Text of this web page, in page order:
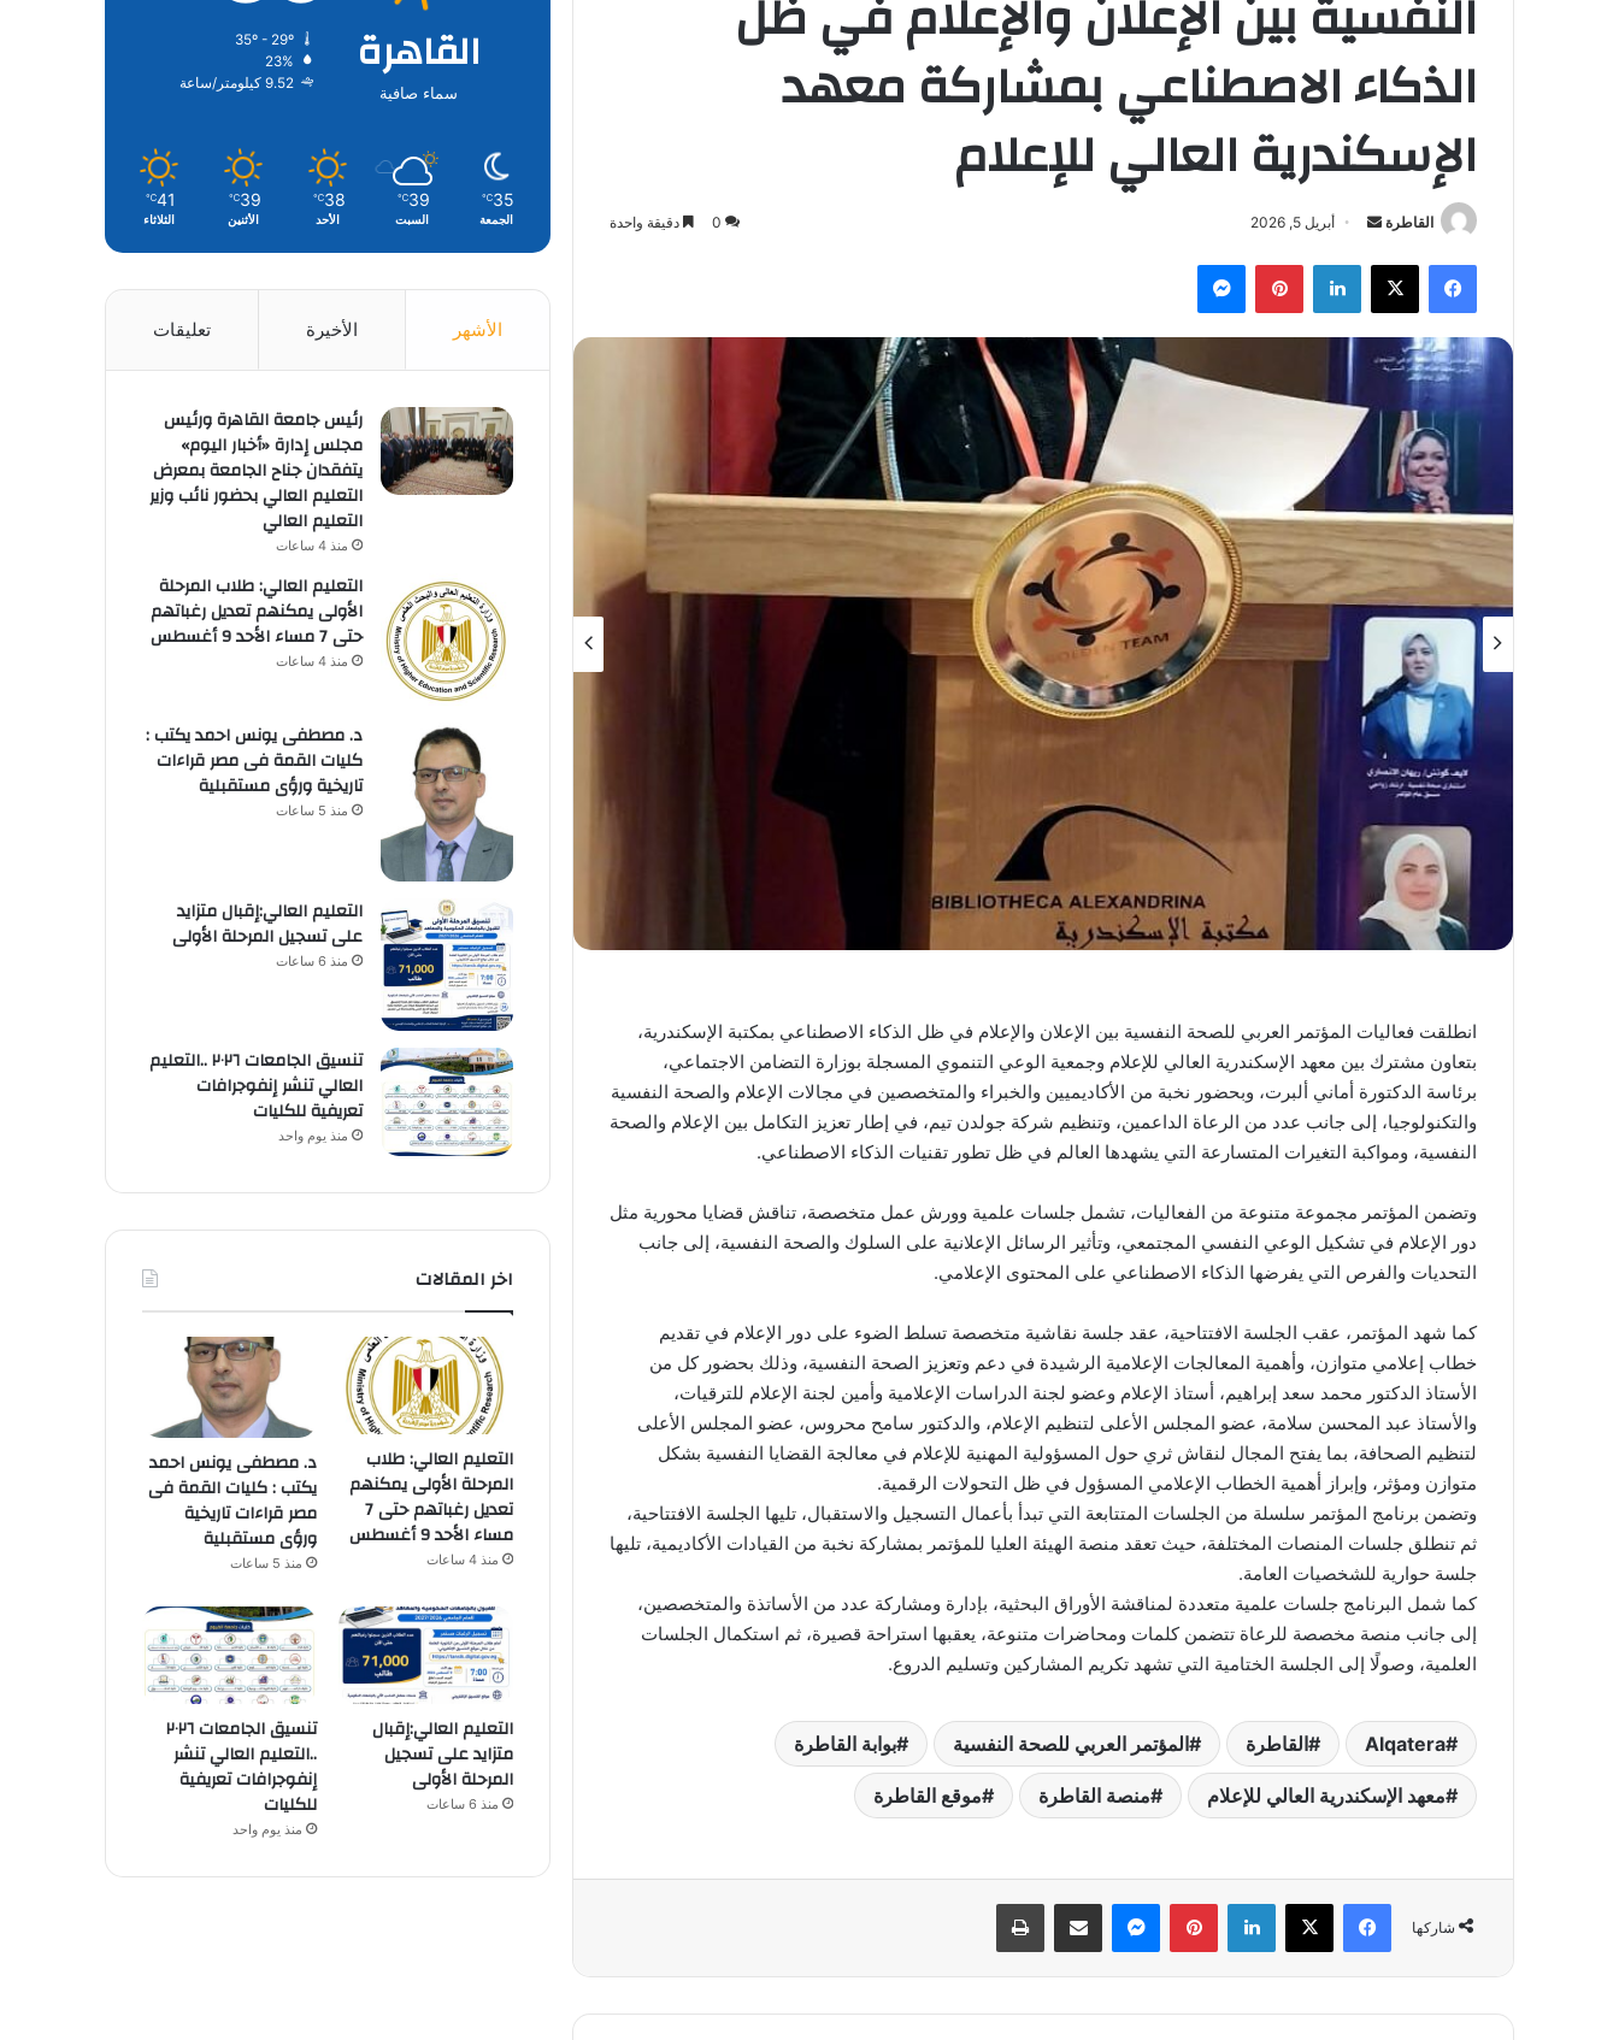
النفسية بين الإعلان والإعلام في ظل
الذكاء الاصطناعي بمشاركة معهد
الإسكندرية العالي للإعلام
القاطرة
أرسل
إلكترونيا
أبريل 5, 2026 0 دقيقة واحدة
فيسبوك ‫X لينكدإن بينتيريستماسنجر
انطلقت فعاليات المؤتمر العربي للصحة النفسية بين الإعلان والإعلام في ظل الذكاء الاصطناعي بمكتبة الإسكندرية،
بتعاون مشترك بين معهد الإسكندرية العالي للإعلام وجمعية الوعي التنموي المسجلة بوزارة التضامن الاجتماعي،
برئاسة الدكتورة أماني ألبرت، وبحضور نخبة من الأكاديميين والخبراء والمتخصصين في مجالات الإعلام والصحة النفسية
والتكنولوجيا، إلى جانب عدد من الرعاة الداعمين، وتنظيم شركة جولدن تيم، في إطار تعزيز التكامل بين الإعلام والصحة
النفسية، ومواكبة التغيرات المتسارعة التي يشهدها العالم في ظل تطور تقنيات الذكاء الاصطناعي.
وتضمن المؤتمر مجموعة متنوعة من الفعاليات، تشمل جلسات علمية وورش عمل متخصصة، تناقش قضايا محورية مثل
دور الإعلام في تشكيل الوعي النفسي المجتمعي، وتأثير الرسائل الإعلانية على السلوك والصحة النفسية، إلى جانب
التحديات والفرص التي يفرضها الذكاء الاصطناعي على المحتوى الإعلامي.
كما شهد المؤتمر، عقب الجلسة الافتتاحية، عقد جلسة نقاشية متخصصة تسلط الضوء على دور الإعلام في تقديم
خطاب إعلامي متوازن، وأهمية المعالجات الإعلامية الرشيدة في دعم وتعزيز الصحة النفسية، وذلك بحضور كل من
الأستاذ الدكتور محمد سعد إبراهيم، أستاذ الإعلام وعضو لجنة الدراسات الإعلامية وأمين لجنة الإعلام للترقيات،
والأستاذ عبد المحسن سلامة، عضو المجلس الأعلى لتنظيم الإعلام، والدكتور سامح محروس، عضو المجلس الأعلى
لتنظيم الصحافة، بما يفتح المجال لنقاش ثري حول المسؤولية المهنية للإعلام في معالجة القضايا النفسية بشكل
متوازن ومؤثر، وإبراز أهمية الخطاب الإعلامي المسؤول في ظل التحولات الرقمية.
وتضمن برنامج المؤتمر سلسلة من الجلسات المتتابعة التي تبدأ بأعمال التسجيل والاستقبال، تليها الجلسة الافتتاحية،
ثم تنطلق جلسات المنصات المختلفة، حيث تعقد منصة الهيئة العليا للمؤتمر بمشاركة نخبة من القيادات الأكاديمية، تليها
جلسة حوارية للشخصيات العامة.
كما شمل البرنامج جلسات علمية متعددة لمناقشة الأوراق البحثية، بإدارة ومشاركة عدد من الأساتذة والمتخصصين،
إلى جانب منصة مخصصة للرعاة تتضمن كلمات ومحاضرات متنوعة، يعقبها استراحة قصيرة، ثم استكمال الجلسات
العلمية، وصولًا إلى الجلسة الختامية التي تشهد تكريم المشاركين وتسليم الدروع.
Alqatera القاطرة المؤتمر العربي للصحة النفسية بوابة القاطرة
معهد الإسكندرية العالي للإعلام منصة القاطرة موقع القاطرة
شاركها
فيسبوك ‫X لينكدإن بينتيريستماسنجر مشاركة عبر البريد طباعة
القاهرة
سماء صافية
23%
9.52 كيلومتر/ساعة
35
℃
الجمعة
39
℃
السبت
38
℃
الأحد
39
℃
الأثنين
41
℃
الثلاثاء
الأشهر الأخيرة تعليقات
رئيس جامعة القاهرة ورئيس
مجلس إدارة «أخبار اليوم»
يتفقدان جناح الجامعة بمعرض
التعليم العالي بحضور نائب وزير
التعليم العالي
منذ 4 ساعات
التعليم العالي: طلاب المرحلة
الأولى يمكنهم تعديل رغباتهم
حتى 7 مساء الأحد 9 أغسطس
منذ 4 ساعات
د. مصطفى يونس احمد يكتب :
كليات القمة فى مصر قراءات
تاريخية ورؤى مستقبلية
منذ 5 ساعات
التعليم العالي:إقبال متزايد
على تسجيل المرحلة الأولى
منذ 6 ساعات
تنسيق الجامعات ٢٠٢٦ ..التعليم
العالي تنشر إنفوجرافات
تعريفية للكليات
منذ يوم واحد
اخر المقالات
التعليم العالي: طلاب
المرحلة الأولى يمكنهم
تعديل رغباتهم حتى 7
مساء الأحد 9 أغسطس
منذ 4 ساعات
د. مصطفى يونس احمد
يكتب : كليات القمة فى
مصر قراءات تاريخية
ورؤى مستقبلية
منذ 5 ساعات
التعليم العالي:إقبال
متزايد على تسجيل
المرحلة الأولى
منذ 6 ساعات
تنسيق الجامعات ٢٠٢٦
..التعليم العالي تنشر
إنفوجرافات تعريفية
للكليات
منذ يوم واحد